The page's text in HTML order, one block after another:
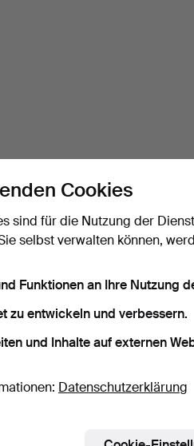
Cookies
sind für die Nutzung der
selbst verwalten können,
Funktionen an Ihre Nutzung
zu entwickeln und verbessern.
und Inhalte auf externen
Datenschutzerklärung